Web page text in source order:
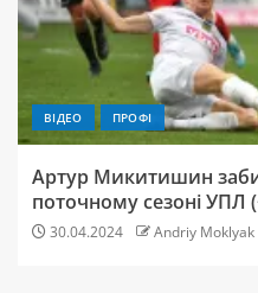
ВІДЕО ПРОФІ
Артур Микитишин
поточному сезоні УПЛ
30.04.2024 Andriy Moklyak